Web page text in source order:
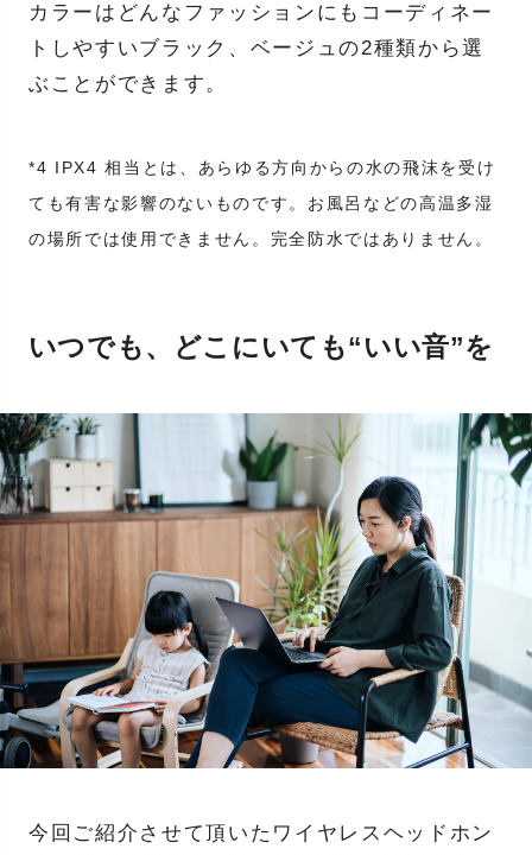
カラーはどんなファッションにもコーディネー
トしやすいブラック、ベージュの2種類から選
ぶことができます。
*4 IPX4 相当とは、あらゆる方向からの水の飛沫を受け
ても有害な影響のないものです。お風呂などの高温多湿
の場所では使用できません。完全防水ではありません。
いつでも、どこにいても“いい音”を
今回ご紹介させて頂いたワイヤレスヘッドホン